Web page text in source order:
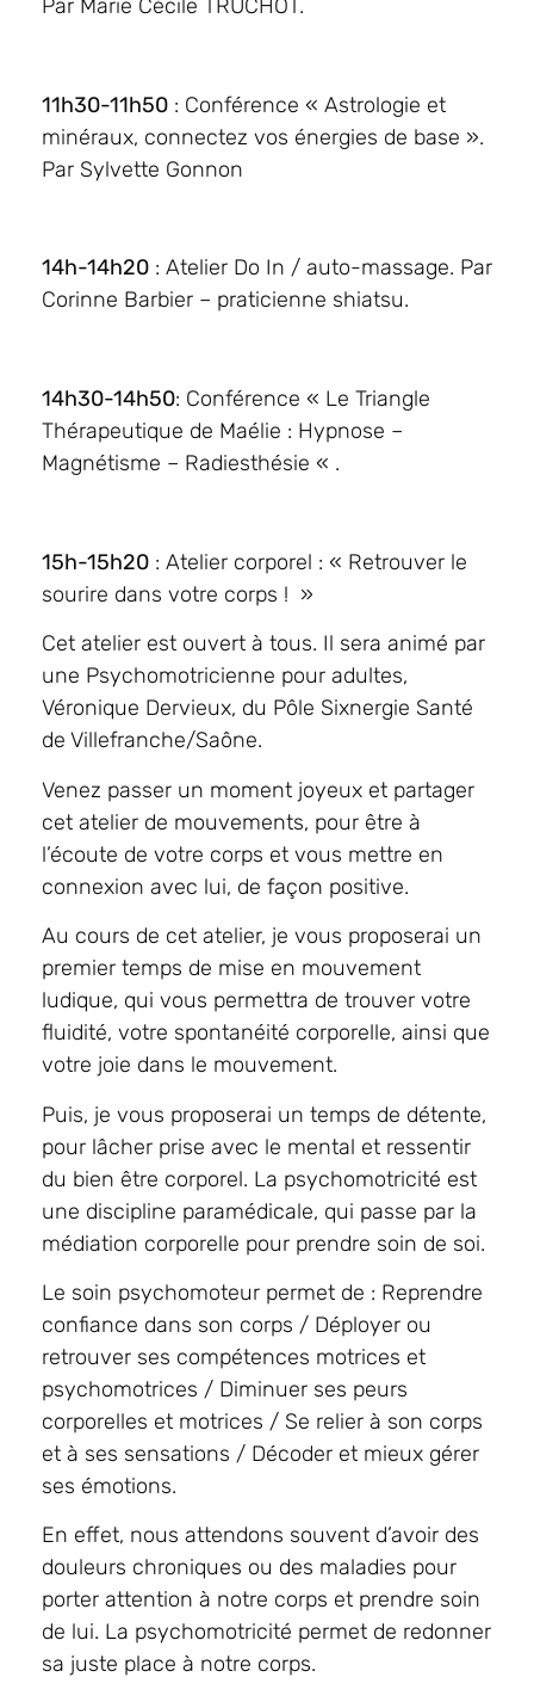
Par Marie Cécile TRUCHOT.
11h30-11h50 : Conférence « Astrologie et
minéraux, connectez vos énergies de base ».
Par Sylvette Gonnon
14h-14h20 : Atelier Do In / auto-massage. Par
Corinne Barbier – praticienne shiatsu.
14h30-14h50: Conférence « Le Triangle
Thérapeutique de Maélie : Hypnose –
Magnétisme – Radiesthésie « .
15h-15h20 : Atelier corporel : « Retrouver le
sourire dans votre corps ! »
Cet atelier est ouvert à tous. Il sera animé par
une Psychomotricienne pour adultes,
Véronique Dervieux, du Pôle Sixnergie Santé
de Villefranche/Saône.
Venez passer un moment joyeux et partager
cet atelier de mouvements, pour être à
l’écoute de votre corps et vous mettre en
connexion avec lui, de façon positive.
Au cours de cet atelier, je vous proposerai un
premier temps de mise en mouvement
ludique, qui vous permettra de trouver votre
fluidité, votre spontanéité corporelle, ainsi que
votre joie dans le mouvement.
Puis, je vous proposerai un temps de détente,
pour lâcher prise avec le mental et ressentir
du bien être corporel. La psychomotricité est
une discipline paramédicale, qui passe par la
médiation corporelle pour prendre soin de soi.
Le soin psychomoteur permet de : Reprendre
confiance dans son corps / Déployer ou
retrouver ses compétences motrices et
psychomotrices / Diminuer ses peurs
corporelles et motrices / Se relier à son corps
et à ses sensations / Décoder et mieux gérer
ses émotions.
En effet, nous attendons souvent d’avoir des
douleurs chroniques ou des maladies pour
porter attention à notre corps et prendre soin
de lui. La psychomotricité permet de redonner
sa juste place à notre corps.